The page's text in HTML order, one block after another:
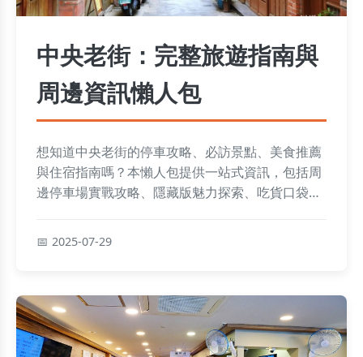
中央老街：完整旅遊指南與
周邊資訊懶人包
想知道中央老街的停車攻略、必訪景點、美食推薦
與住宿指南嗎？本懶人包提供一站式資訊，包括周
邊停車場實戰攻略、隱藏版魅力探索、吃貨口袋名
2025-07-29